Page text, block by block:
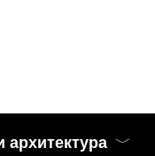
архитектура